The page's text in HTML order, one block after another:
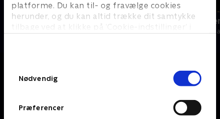
platforme. Du kan til- og fravælge cookies
herunder, og du kan altid trække dit samtykke
tilbage ved at klikke på ’Cookie-indstillinger’ i
Nødvendig
Præferencer
19 News
Nyheder
Sporten -
Nyheder &